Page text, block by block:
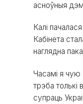
асноўныя
Калі
Кабінета
наглядна
Часамі я чую
трэба толькі
супраць